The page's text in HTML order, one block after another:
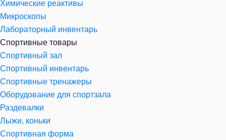
Химические реактивы
Микроскопы
Лабораторный инвентарь
Спортивные товары
Спортивный зал
Спортивный инвентарь
Спортивные тренажеры
Оборудование для спортзала
Раздевалки
Лыжи, коньки
Спортивная форма